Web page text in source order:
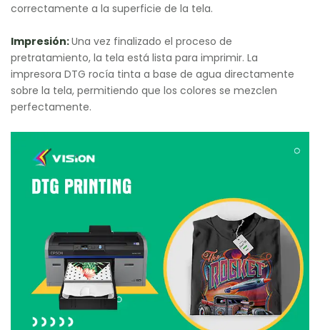
correctamente a la superficie de la tela.
Impresión:Una vez finalizado el proceso de
pretratamiento, la tela está lista para imprimir. La
impresora DTG rocía tinta a base de agua directamente
sobre la tela, permitiendo que los colores se mezclen
perfectamente.